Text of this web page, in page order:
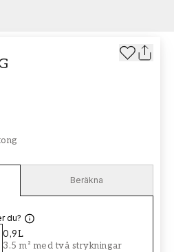
Beräkna
du?
0,9L
3.5 m² med två strykningar